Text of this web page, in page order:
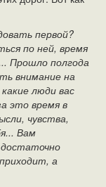
первой?
по ней, время
Прошло полгода
внимание на
люди вас
это время в
чувства,
Вам
а